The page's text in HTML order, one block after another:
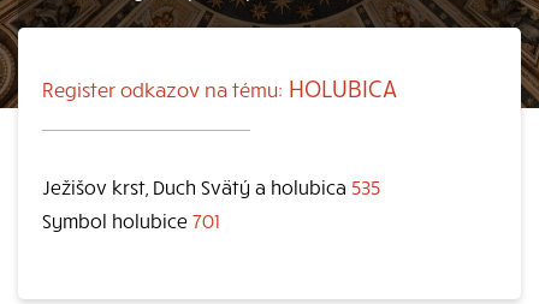
Register odkazov na tému: HOLUBICA
Ježišov krst, Duch Svätý a holubica 535
Symbol holubice 701